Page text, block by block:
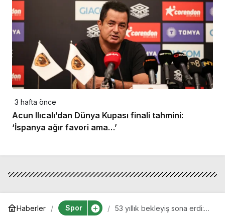
3 hafta önce
Acun Ilıcalı’dan Dünya Kupası finali tahmini:
‘İspanya ağır favori ama…’
Haberler Spor
53 yıllık bekleyiş sona erdi: